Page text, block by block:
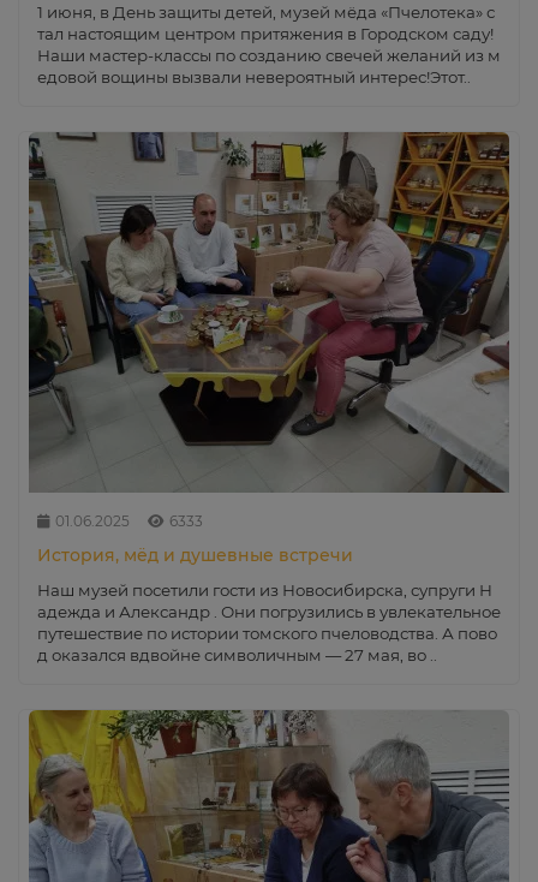
1 июня, в День защиты детей, музей мёда «Пчелотека» с
тал настоящим центром притяжения в Городском саду!
Наши мастер-классы по созданию свечей желаний из м
едовой вощины вызвали невероятный интерес!Этот..
01.06.2025 6333
История, мёд и душевные встречи
Наш музей посетили гости из Новосибирска, супруги Н
адежда и Александр . Они погрузились в увлекательное
путешествие по истории томского пчеловодства. А пово
д оказался вдвойне символичным — 27 мая, во ..